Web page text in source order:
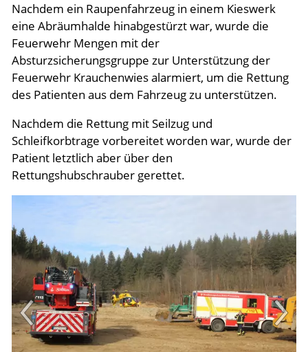
Nachdem ein Raupenfahrzeug in einem Kieswerk
eine Abräumhalde hinabgestürzt war, wurde die
Feuerwehr Mengen mit der
Absturzsicherungsgruppe zur Unterstützung der
Feuerwehr Krauchenwies alarmiert, um die Rettung
des Patienten aus dem Fahrzeug zu unterstützen.
Nachdem die Rettung mit Seilzug und
Schleifkorbtrage vorbereitet worden war, wurde der
Patient letztlich aber über den
Rettungshubschrauber gerettet.